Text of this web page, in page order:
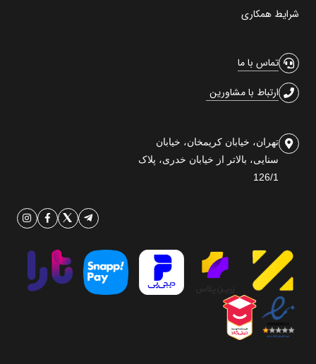
شرایط همکاری
تماس با ما
ارتباط با مشاورین
تهران، خیابان کریمخان، خیابان
سنایی، بالاتر از خیابان خدری، پلاک
126/1